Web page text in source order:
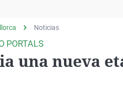
Noticias
PORTALS
una nueva